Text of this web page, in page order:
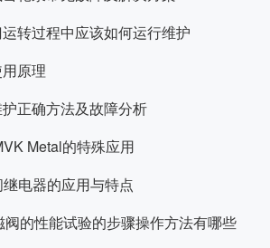
转过程中应该如何运行维护
原理
正确方法及故障分析
Metal的特殊应用
电器的应用与特点
阀的性能试验的步骤操作方法有哪些